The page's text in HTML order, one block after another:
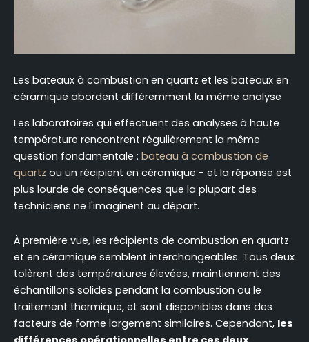
Les bateaux à combustion en quartz et les bateaux en
céramique abordent différemment la même analyse
Les laboratoires qui effectuent des analyses à haute
température rencontrent régulièrement la même
question fondamentale : bateau à combustion de
quartz ou un récipient en céramique - et la réponse est
plus lourde de conséquences que la plupart des
techniciens ne l'imaginent au départ.
À première vue, les récipients de combustion en quartz
et en céramique semblent interchangeables. Tous deux
tolèrent des températures élevées, maintiennent des
échantillons solides pendant la combustion ou le
traitement thermique, et sont disponibles dans des
facteurs de forme largement similaires. Cependant, les